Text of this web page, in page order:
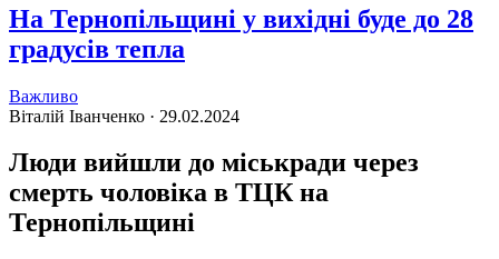
На Тернопільщині у вихідні буде до 28
градусів тепла
Важливо
Віталій Іванченко · 29.02.2024
Люди вийшли до міськради через
смерть чоловіка в ТЦК на
Тернопільщині